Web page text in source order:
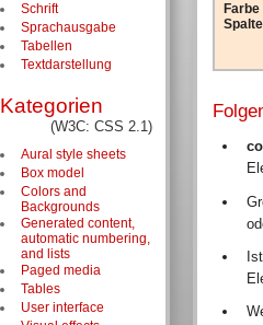
Schrift
Sprachausgabe
Tabellen
Textdarstellung
Kategorien
(W3C: CSS 2.1)
Aural style sheets
Box model
Colors and
Backgrounds
Generated content,
automatic numbering,
and lists
Paged media
Tables
User interface